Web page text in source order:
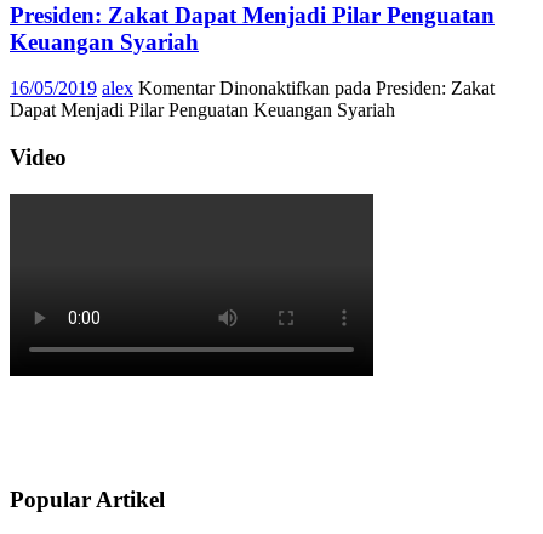
Presiden: Zakat Dapat Menjadi Pilar Penguatan
Keuangan Syariah
16/05/2019 alex Komentar Dinonaktifkan pada Presiden: Zakat
Dapat Menjadi Pilar Penguatan Keuangan Syariah
Video
Popular Artikel